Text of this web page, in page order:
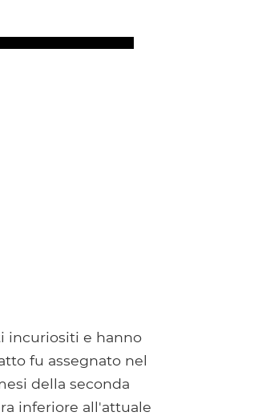
incuriositi e hanno
fu assegnato nel
della seconda
inferiore all'attuale